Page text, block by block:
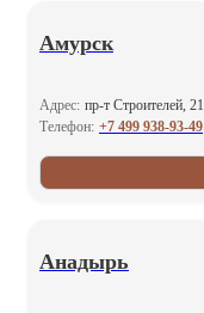
Амурск
Адрес: пр-т Строителей, 21
Телефон: +7 499 938-93-49
Анадырь